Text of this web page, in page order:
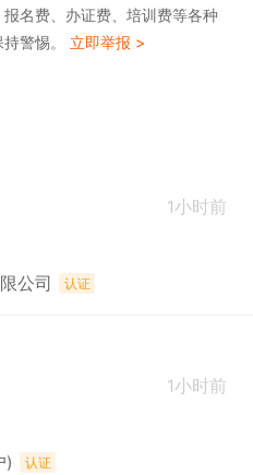
名费、办证费、培训费等各种
警惕。 立即举报 >
1小时前
公司 认证
1小时前
) 认证